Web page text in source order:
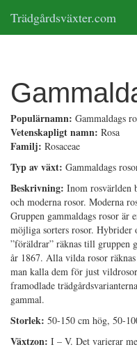
Trädgårdsväxter.com
Populärnamn: Gammaldags
Vetenskapligt namn: Rosa
Familj: Rosaceae
Typ av växt: Gammaldags
Beskrivning: Inom rosvärlden
och moderna rosor. Moderna
Gruppen gammaldags rosor är
möjliga sorters rosor. Hybrider
”föräldrar” räknas till gruppen
år 1867. Alla vilda rosor
man kalla dem för just
framodlade
gammal.
Storlek: 50-150 cm hög, 50-
Växtzon: I – V. Det varierar